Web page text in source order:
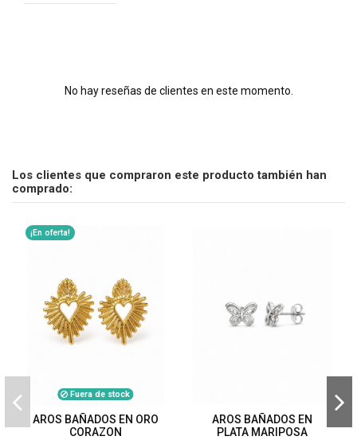
No hay reseñas de clientes en este momento.
Los clientes que compraron este producto también han
comprado:
¡En oferta!
Fuera de stock
AROS BAÑADOS EN ORO
CORAZON
AROS BAÑADOS EN
PLATA MARIPOSA